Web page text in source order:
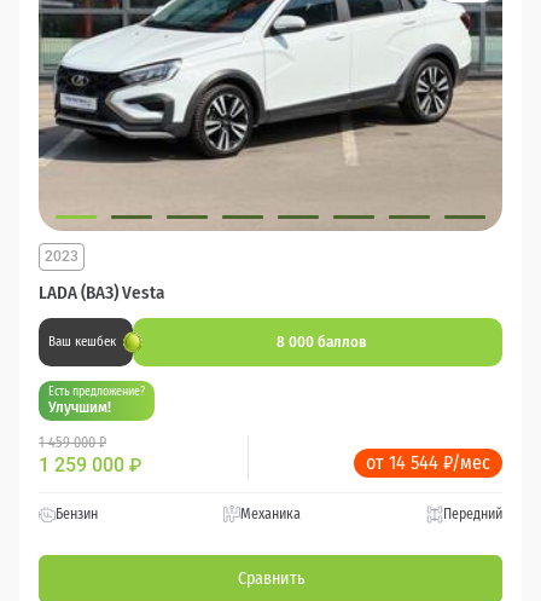
LADA (ВАЗ) Vesta
2023
Ваш кешбек 8 000 баллов
Есть предложение?
Улучшим!
1 459 000 ₽
1 259 000 ₽ от 14 544 ₽/мес
Бензин Механика Передний
Сравнить